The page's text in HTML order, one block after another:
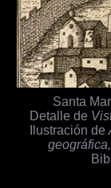
Santa
Detalle de
Ilustración de